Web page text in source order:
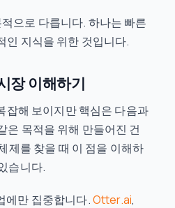
으로 다릅니다. 하나는 빠른
인 지식을 위한 것입니다.
장 이해하기
잡해 보이지만 핵심은 다음과
은 목적을 위해 만들어진 건
제를 찾을 때 이 점을 이해하
습니다.
에만 집중합니다.Otter.ai,